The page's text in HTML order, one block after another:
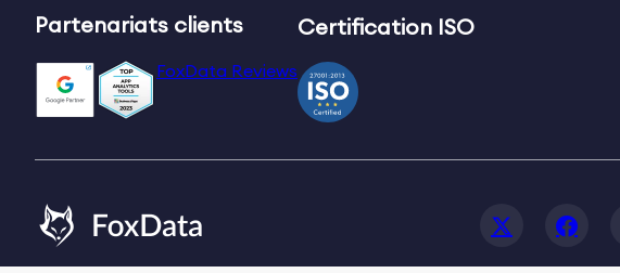
Partenariats clients
FoxData Reviews
Certification ISO